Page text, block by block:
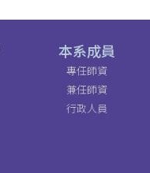
本系成員
專任師資
兼任師資
行政人員